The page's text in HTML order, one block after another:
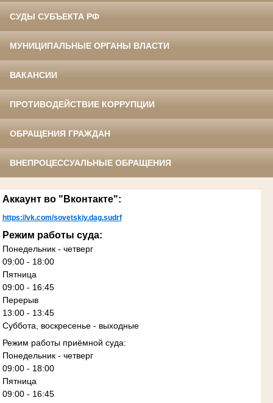
СУДЫ СУБЪЕКТА РФ
МУНИЦИПАЛЬНЫЕ ОРГАНЫ ВЛАСТИ
ВАКАНСИИ
ПРОТИВОДЕЙСТВИЕ КОРРУПЦИИ
ОБРАЩЕНИЯ ГРАЖДАН
ВНЕПРОЦЕССУАЛЬНЫЕ ОБРАЩЕНИЯ
Аккаунт во "Вконтакте":
https://vk.com/sovetskiy.dag.sudrf
Режим работы суда:
Понедельник - четверг
09:00 - 18:00
Пятница
09:00 - 16:45
Перерыв
13:00 - 13:45
Суббота, воскресенье - выходные
Режим работы приёмной суда:
Понедельник - четверг
09:00 - 18:00
Пятница
09:00 - 16:45